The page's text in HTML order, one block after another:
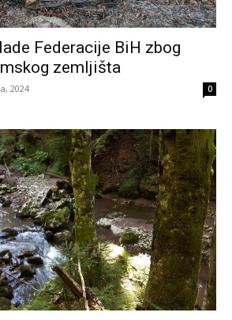
Federacije BiH zbog
zemljišta
2024 0